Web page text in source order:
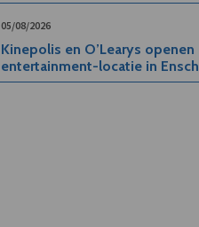
05/08/2026
Kinepolis en O’Learys openen
entertainment-locatie in